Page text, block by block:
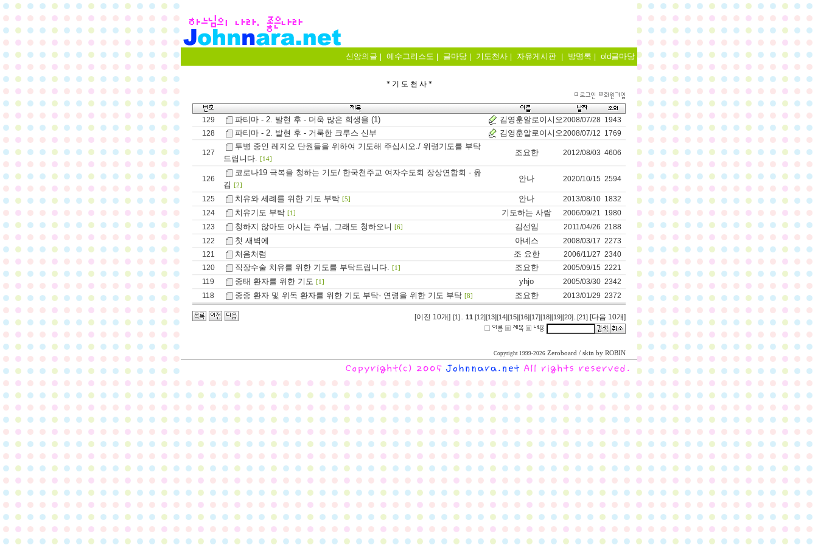
신앙의글 예수그리스도 글마당 기도천사 자유게시판 방명록 old글마당
* 기 도 천 사 *
129 파티마 - 2. 발현 후 - 더욱 많은 희생을 (1) 김영훈알로이시오2008/07/28 1943
128
파티마 - 2. 발현 후 - 거룩한 크루스 신부 김영훈알로이시오2008/07/12 1769
127
투병 중인 레지오 단원들을 위하여 기도해 주십시오./ 위령기도를 부탁
드립니다. [14]
조요한 2012/08/03 4606
126
코로나19 극복을 청하는 기도/ 한국천주교 여자수도회 장상연합회 - 옮
김
[2]
안나 2020/10/15 2594
125 치유와 세례를 위한 기도 부탁 [5] 안나 2013/08/10 1832
124
치유기도 부탁 [1] 기도하는 사람 2006/09/21 1980
123
청하지 않아도 아시는 주님, 그래도 청하오니 [6] 김선임 2011/04/26 2188
122
첫 새벽에 아녜스 2008/03/17 2273
121
처음처럼 조 요한 2006/11/27 2340
120
직장수술 치유를 위한 기도를 부탁드립니다. [1] 조요한 2005/09/15 2221
119
중태 환자를 위한 기도 [1] yhjo 2005/03/30 2342
118
중증 환자 및 위독 환자를 위한 기도 부탁- 연령을 위한 기도 부탁 [8] 조요한 2013/01/29 2372
[이전 10개] [1] 11 [12][13][14][15][16][17][18][19][20] [21] [다음 10개]
Copyright 1999-2026 Zeroboard / skin by ROBIN